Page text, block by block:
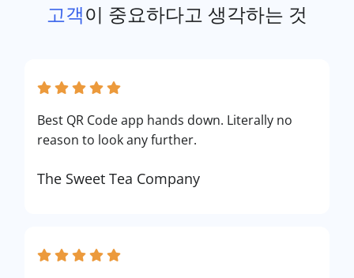
고객이 중요하다고 생각하는 것
Best QR Code app hands down. Literally no
reason to look any further.
The Sweet Tea Company